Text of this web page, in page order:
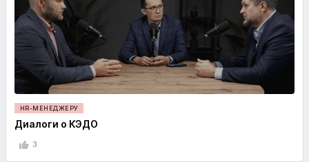
HR-МЕНЕДЖЕРУ
Диалоги о КЭДО
3